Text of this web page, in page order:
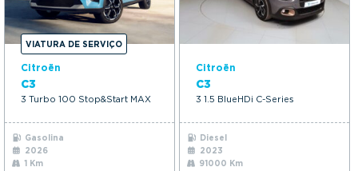
VIATURA DE SERVIÇO
Citroën
C3
3 Turbo 100 Stop&Start MAX
Gasolina
2026
1 Km
Citroën
C3
3 1.5 BlueHDi C-Series
Diesel
2023
91000 Km